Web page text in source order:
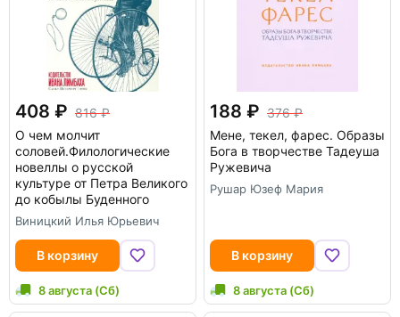
408
816
О чем молчит
соловей.Филологические
новеллы о русской
культуре от Петра Великого
до кобылы Буденного
Виницкий Илья Юрьевич
В корзину
8 августа (Сб)
188
376
Мене, текел, фарес. Образы
Бога в творчестве Тадеуша
Ружевича
Рушар Юзеф Мария
В корзину
8 августа (Сб)